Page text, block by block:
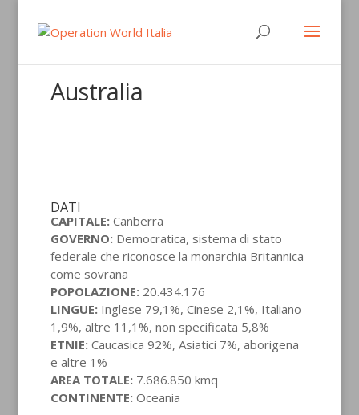
Australia
DATI
CAPITALE: Canberra
GOVERNO: Democratica, sistema di stato
federale che riconosce la monarchia Britannica
come sovrana
POPOLAZIONE: 20.434.176
LINGUE: Inglese 79,1%, Cinese 2,1%, Italiano
1,9%, altre 11,1%, non specificata 5,8%
ETNIE:Caucasica 92%, Asiatici 7%, aborigena
e altre 1%
AREA TOTALE: 7.686.850 kmq
CONTINENTE: Oceania